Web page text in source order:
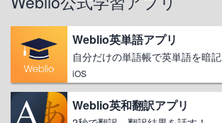
Weblio英単語アプリ
自分だけの単語帳で英単語を暗記
iOS
Weblio英和翻訳アプリ